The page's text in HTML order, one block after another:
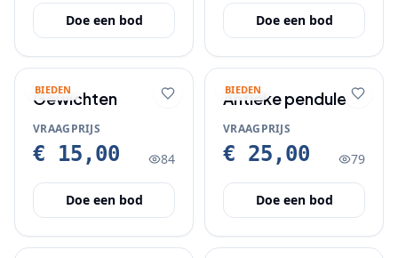
Doe een bod Doe een bod
BIEDEN
Gewichten
VRAAGPRIJS
€ 15,00 84
Doe een bod
BIEDEN
Antieke pendule
VRAAGPRIJS
€ 25,00 79
Doe een bod